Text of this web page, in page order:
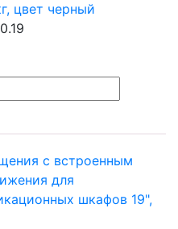
цвет черный
с встроенным
для
шкафов 19",